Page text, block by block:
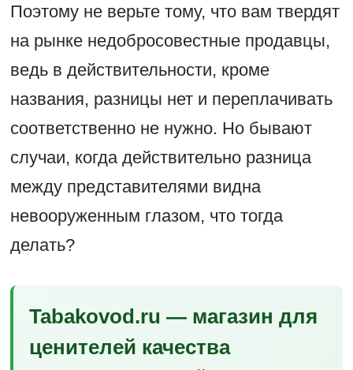
Поэтому не верьте тому, что вам твердят
на рынке недобросовестные продавцы,
ведь в действительности, кроме
названия, разницы нет и переплачивать
соответственно не нужно. Но бывают
случаи, когда действительно разница
между представителями видна
невооруженным глазом, что тогда
делать?
Tabakovod.ru — магазин для
ценителей качества